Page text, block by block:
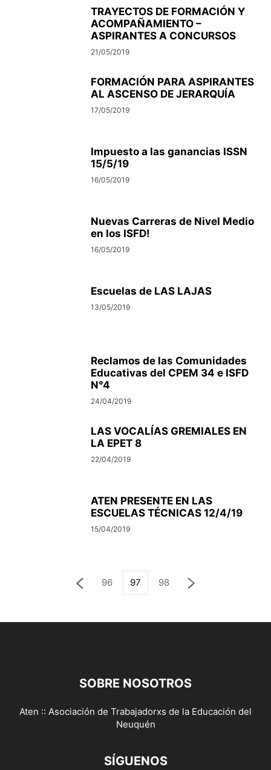
TRAYECTOS DE FORMACIÓN Y
ACOMPAÑAMIENTO –
ASPIRANTES A CONCURSOS
21/05/2019
FORMACIÓN PARA ASPIRANTES
AL ASCENSO DE JERARQUÍA
17/05/2019
Impuesto a las ganancias ISSN
15/5/19
16/05/2019
Nuevas Carreras de Nivel Medio
en los ISFD!
16/05/2019
Escuelas de LAS LAJAS
13/05/2019
Reclamos de las Comunidades
Educativas del CPEM 34 e ISFD
N°4
24/04/2019
LAS VOCALÍAS GREMIALES EN
LA EPET 8
22/04/2019
ATEN PRESENTE EN LAS
ESCUELAS TÉCNICAS 12/4/19
15/04/2019
96 97 98
SOBRE NOSOTROS
Aten :: Asociación de Trabajadorxs de la Educación del
Neuquén
SÍGUENOS